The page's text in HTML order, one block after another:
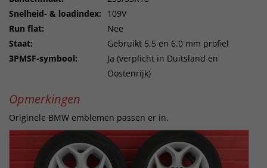
Snelheid- & loadindex:
109V
Run flat:
Nee
Staat:
Gebruikt 5,5 en 6.0 mm profiel
3PMSF-symbool:
Ja (verplicht in Duitsland en
Oostenrijk)
Opmerkingen
Originele BMW emblemen passen er in.